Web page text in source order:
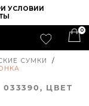
УСЛОВИИ
0
СУМКИ
/
033390, ЦВЕТ